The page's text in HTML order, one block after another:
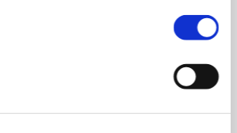
tot 14.30 uur)